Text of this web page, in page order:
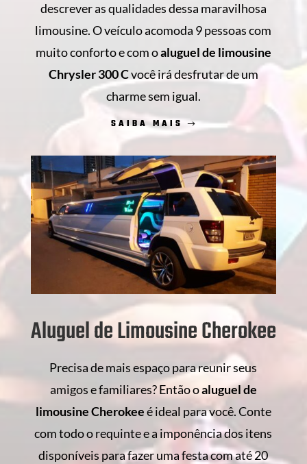
descrever as qualidades dessa maravilhosa
limousine. O veículo acomoda 9 pessoas com
muito conforto e com oaluguel de limousine
Chrysler 300 Cvocê irá desfrutar de um
charme sem igual.
SAIBA MAIS
Aluguel de Limousine Cherokee
Precisa de mais espaço para reunir seus
amigos e familiares? Então oaluguel de
limousine Cherokeeé ideal para você. Conte
com todo o requinte e a imponência dos itens
disponíveis para fazer uma festa com até 20